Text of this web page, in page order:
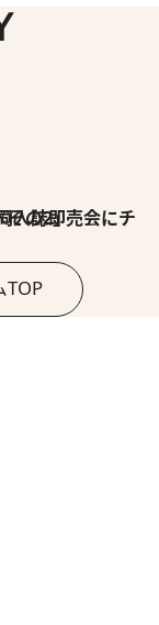
チャレンジ その2」
TOP